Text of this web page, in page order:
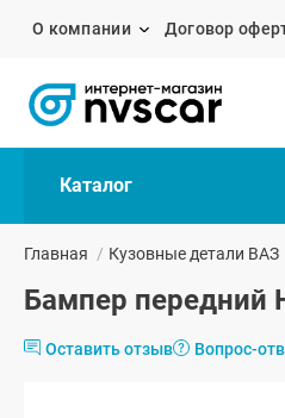
О компании Договор
Каталог
Главная / Кузовные детали ВАЗ
Бампер передний
Оставить отзыв Вопрос-